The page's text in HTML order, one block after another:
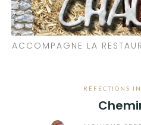
ACCOMPAGNE LA
RÉFECTIONS
CHANTIERS RÉALISÉS
QUE PROPOSONS-NOUS ?